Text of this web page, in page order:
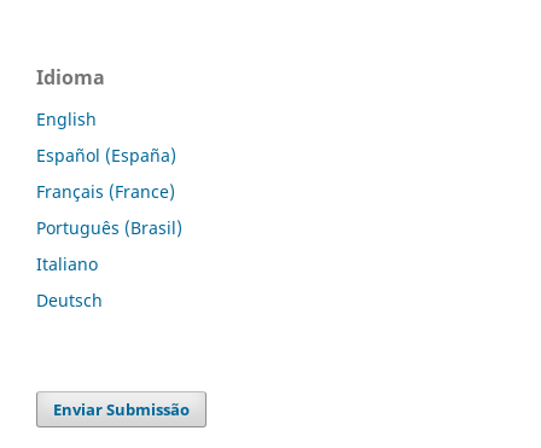
Idioma
English
Español (España)
Français (France)
Português (Brasil)
Italiano
Deutsch
Enviar Submissão